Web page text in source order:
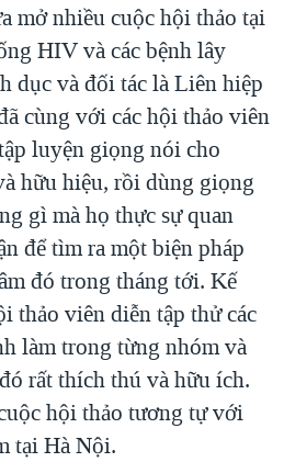
mở nhiều cuộc hội thảo tại
HIV và các bệnh lây
dục và đối tác là Liên hiệp
cùng với các hội thảo viên
luyện giọng nói cho
hữu hiệu, rồi dùng giọng
gì mà họ thực sự quan
để tìm ra một biện pháp
đó trong tháng tới. Kế
thảo viên diễn tập thử các
làm trong từng nhóm và
rất thích thú và hữu ích.
hội thảo tương tự với
tại Hà Nội.